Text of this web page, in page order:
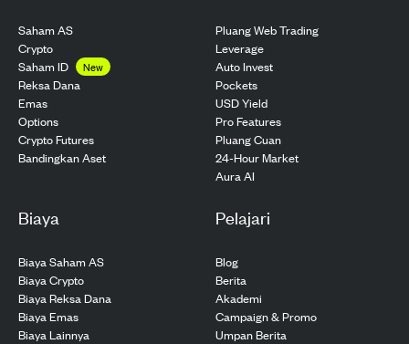
Saham AS
Crypto
Saham ID
New
Reksa Dana
Emas
Options
Crypto Futures
Bandingkan Aset
Pluang Web Trading
Leverage
Auto Invest
Pockets
USD Yield
Pro Features
Pluang Cuan
24-Hour Market
Aura AI
Biaya
Biaya Saham AS
Biaya Crypto
Biaya Reksa Dana
Biaya Emas
Biaya Lainnya
Pelajari
Blog
Berita
Akademi
Campaign & Promo
Umpan Berita